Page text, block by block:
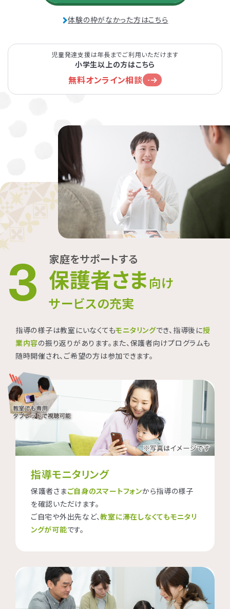
体験の枠がなかった方はこちら
児童発達支援は年長までご利用いただけます
小学生以上の方はこちら
無料オンライン相談
3 家庭をサポートする
保護者さま 向け
サービスの充実
指導の様子は教室にいなくてもモニタリングでき、指導後に授
業内容の振り返りがあります。また、保護者向けプログラムも
随時開催され、ご希望の方は参加できます。
指導モニタリング
保護者さまご自身のスマートフォンから指導の様子
を確認いただけます。
ご自宅や外出先など、教室に滞在しなくてもモニタリ
ングが可能です。